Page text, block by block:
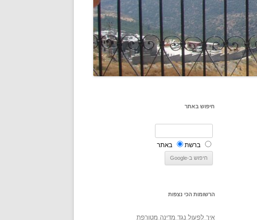
חיפוש באתר
ברשת באתר
הרשומות הכי נצפות
איך לפעול נגד מדינה מטורפת